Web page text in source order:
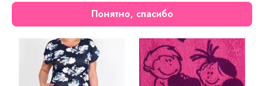
Осталось мало
Понятно, спасибо